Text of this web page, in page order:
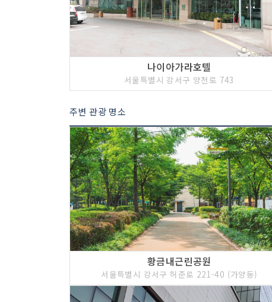
나이아가라호텔
서울특별시 강서구 양천로 743
주변 관광 명소
황금내근린공원
서울특별시 강서구 허준로 221-40 (가양동)